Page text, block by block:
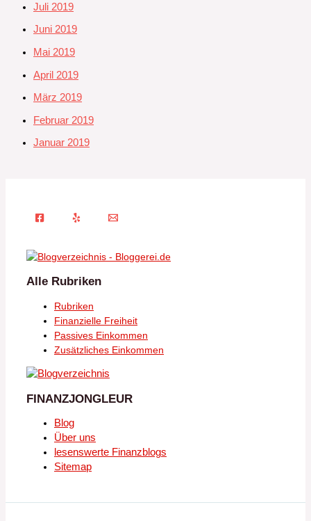
Juli 2019
Juni 2019
Mai 2019
April 2019
März 2019
Februar 2019
Januar 2019
Alle Rubriken
Rubriken
Finanzielle Freiheit
Passives Einkommen
Zusätzliches Einkommen
FINANZJONGLEUR
Blog
Über uns
lesenswerte Finanzblogs
Sitemap